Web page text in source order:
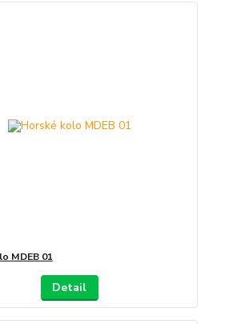
MDEB 01
Detail